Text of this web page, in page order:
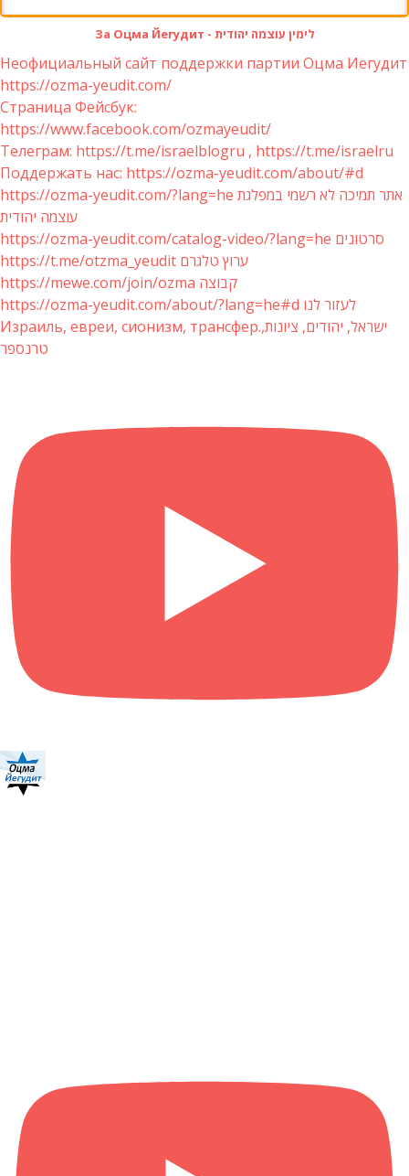
За Оцма Йегудит - לימין עוצמה יהודית
Неофициальный сайт поддержки партии Оцма Иегудит
https://ozma-yeudit.com/
Страница Фейсбук:
https://www.facebook.com/ozmayeudit/
Телеграм: https://t.me/israelblogru , https://t.me/israelru
Поддержать нас: https://ozma-yeudit.com/about/#d
https://ozma-yeudit.com/?lang=he אתר תמיכה לא רשמי במפלגת
עוצמה יהודית
https://ozma-yeudit.com/catalog-video/?lang=he סרטונים
https://t.me/otzma_yeudit ערוץ טלגרם
https://mewe.com/join/ozma קבוצה
https://ozma-yeudit.com/about/?lang=he#d לעזור לנו
Израиль, евреи, сионизм, трансфер.ישראל, יהודים, ציונות,
טרנספר